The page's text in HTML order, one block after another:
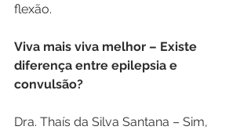
flexão.
Viva mais viva melhor – Existe
diferença entre epilepsia e
convulsão?
Dra. Thaís da Silva Santana – Sim,